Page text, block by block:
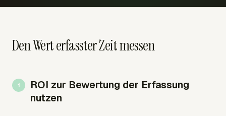
Den Wert erfasster Zeit messen
ROI zur Bewertung der Erfassung
nutzen